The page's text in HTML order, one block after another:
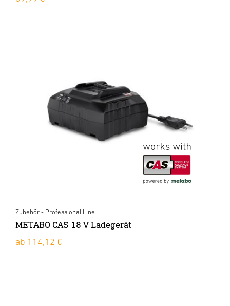
Zubehör - Professional Line
METABO CAS 18 V Ladegerät
ab 114,12 €